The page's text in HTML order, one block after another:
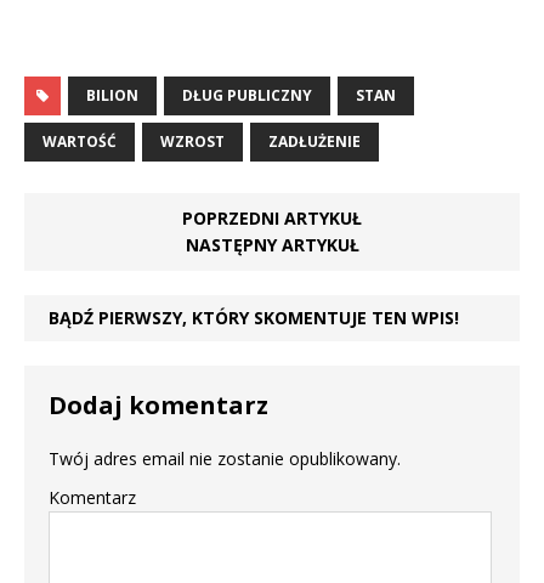
BILION DŁUG PUBLICZNY STAN
WARTOŚĆ WZROST ZADŁUŻENIE
POPRZEDNI ARTYKUŁ
NASTĘPNY ARTYKUŁ
BĄDŹ PIERWSZY, KTÓRY SKOMENTUJE TEN WPIS!
Dodaj komentarz
Twój adres email nie zostanie opublikowany.
Komentarz